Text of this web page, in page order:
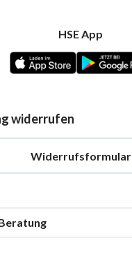
HSE App
widerrufen
Widerrufsformular